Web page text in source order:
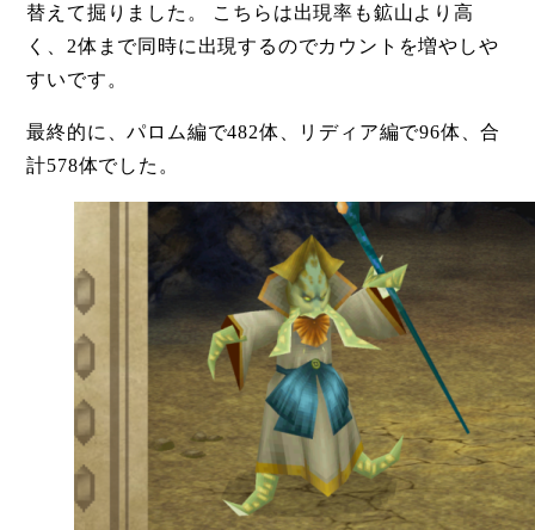
替えて掘りました。 こちらは出現率も鉱山より高
く、2体まで同時に出現するのでカウントを増やしや
すいです。
最終的に、パロム編で482体、リディア編で96体、合
計578体でした。